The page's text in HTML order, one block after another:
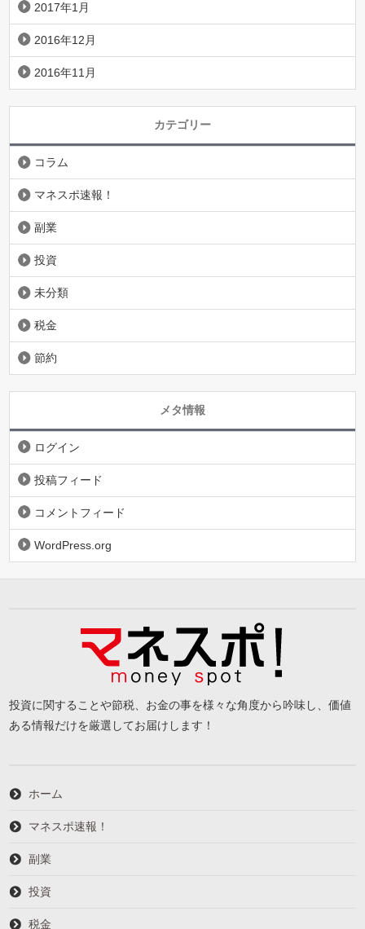
2017年1月
2016年12月
2016年11月
カテゴリー
コラム
マネスポ速報！
副業
投資
未分類
税金
節約
メタ情報
ログイン
投稿フィード
コメントフィード
WordPress.org
投資に関することや節税、お金の事を様々な角度から吟味し、価値
ある情報だけを厳選してお届けします！
ホーム
マネスポ速報！
副業
投資
税金